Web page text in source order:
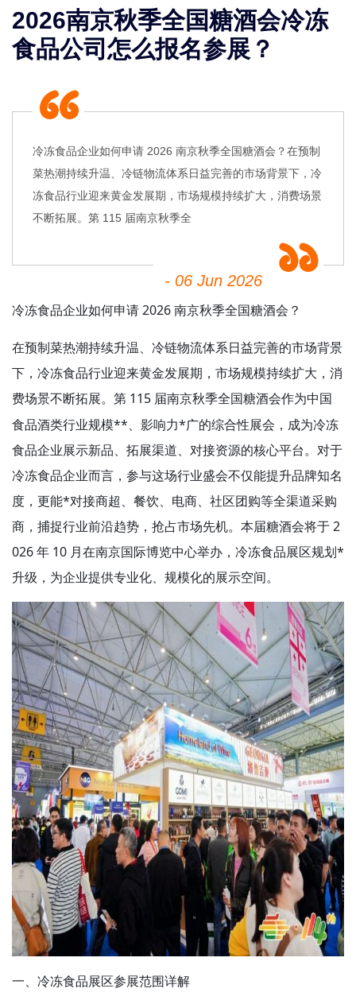
2026南京秋季全国糖酒会冷冻
食品公司怎么报名参展？
冷冻食品企业如何申请 2026 南京秋季全国糖酒会？在预制
菜热潮持续升温、冷链物流体系日益完善的市场背景下，冷
冻食品行业迎来黄金发展期，市场规模持续扩大，消费场景
不断拓展。第 115 届南京秋季全
- 06 Jun 2026
冷冻食品企业如何申请 2026 南京秋季全国糖酒会 ？
在预制菜热潮持续升温、冷链物流体系日益完善的市场背景
下，冷冻食品行业迎来黄金发展期，市场规模持续扩大，消
费场景不断拓展。第 115 届南京秋季全国糖酒会作为中国
食品酒类行业规模**、影响力*广的综合性展会，成为冷冻
食品企业展示新品、拓展渠道、对接资源的核心平台。对于
冷冻食品企业而言，参与这场行业盛会不仅能提升品牌知名
度，更能*对接商超、餐饮、电商、社区团购等全渠道采购
商，捕捉行业前沿趋势，抢占市场先机。本届糖酒会将于 2
026 年 10 月在南京国际博览中心举办，冷冻食品展区规划*
升级，为企业提供专业化、规模化的展示空间。
一、冷冻食品展区参展范围详解